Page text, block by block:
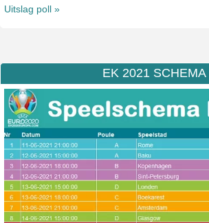
Uitslag poll »
EK 2021 SCHEMA